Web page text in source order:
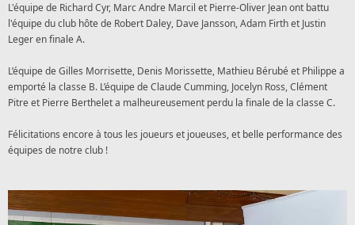
L'équipe de Richard Cyr, Marc Andre Marcil et Pierre-Oliver Jean ont battu
l'équipe du club hôte de Robert Daley, Dave Jansson, Adam Firth et Justin
Leger en finale A.
L’équipe de Gilles Morrisette, Denis Morissette, Mathieu Bérubé et Philippea
emporté la classe B. L’équipe de Claude Cumming, Jocelyn Ross, Clément
Pitre et Pierre Berthelet a malheureusement perdu la finale de la classe C.
Félicitations encore à tous les joueurs et joueuses, et belle performance des
équipes de notre club !